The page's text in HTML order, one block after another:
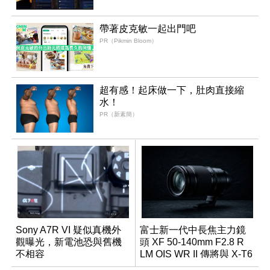
帶著皮克敏一起出門吧
PR（Pikmin Bloom）
超有感！起床做一下，肚肉直接縮
水！
PR（新素簡）
Sony A7R VI 疑似真機外
觀曝光，新電池恐與舊機
不相容
富士新一代中長焦主力鏡
頭 XF 50-140mm F2.8 R
LM OIS WR II 傳將與 X-T6
同步亮相